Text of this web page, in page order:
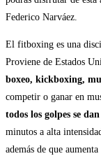
Federico Narváez.
El fitboxing es una
Proviene de Estados
boxeo, kickboxing,
competir o ganar en
todos los golpes se
minutos a alta
además de que